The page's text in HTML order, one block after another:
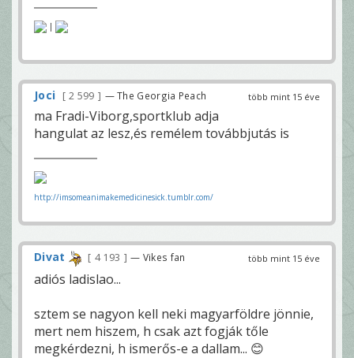
|
több mint 15 éve
Joci 2 599 — The Georgia Peach
ma Fradi-Viborg,sportklub adja
hangulat az lesz,és remélem továbbjutás is
http://imsomeanimakemedicinesick.tumblr.com/
több mint 15 éve
Divat 4 193 — Vikes fan
adiós ladislao...
sztem se nagyon kell neki magyarföldre jönnie,
mert nem hiszem, h csak azt fogják tőle
megkérdezni, h ismerős-e a dallam... 😊